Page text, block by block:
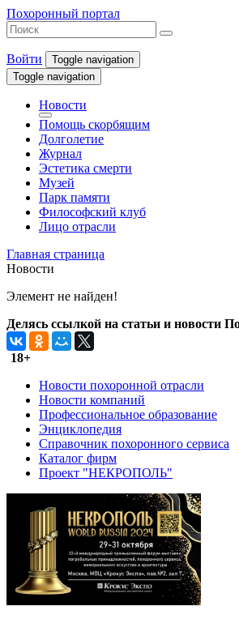
Похоронный портал
Войти
Toggle navigation
Toggle navigation
Новости
Помощь скорбящим
Долголетие
Журнал
Эстетика смерти
Музей
Парк памяти
Философский клуб
Лицо отрасли
Главная страница
Новости
Элемент не найден!
Делясь ссылкой на статьи и новости
18+
Новости похоронной отрасли
Новости компаний
Профессиональное образование
Энциклопедия
Справочник похоронного сервиса
Каталог фирм
Проект "НЕКРОПОЛЬ"